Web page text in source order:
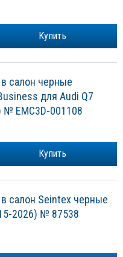
Купить
салон черные
для Audi Q7
№ EMC3D-001108
Купить
салон Seintex черные
2026) № 87538